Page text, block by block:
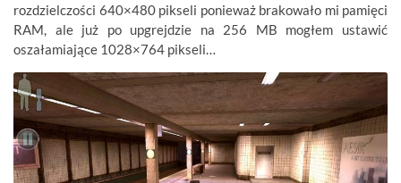
rozdzielczości 640×480 pikseli ponieważ brakowało mi pamięci
RAM, ale już po upgrejdzie na 256 MB mogłem ustawić
oszałamiające 1028×764 pikseli…